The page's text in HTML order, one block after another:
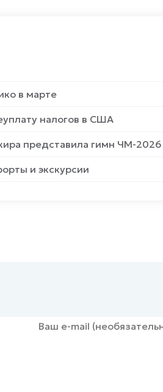
в марте
налогов в США
представила гимн ЧМ-2026
и экскурсии